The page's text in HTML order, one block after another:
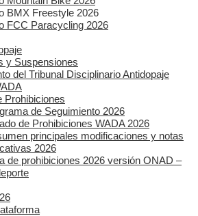
BMX Freestyle 2026
FCC Paracycling 2026
y Suspensiones
del Tribunal Disciplinario Antidopaje
Prohibiciones
de Seguimiento 2026
de Prohibiciones WADA 2026
principales modificaciones y notas
2026
de prohibiciones 2026 versión ONAD –